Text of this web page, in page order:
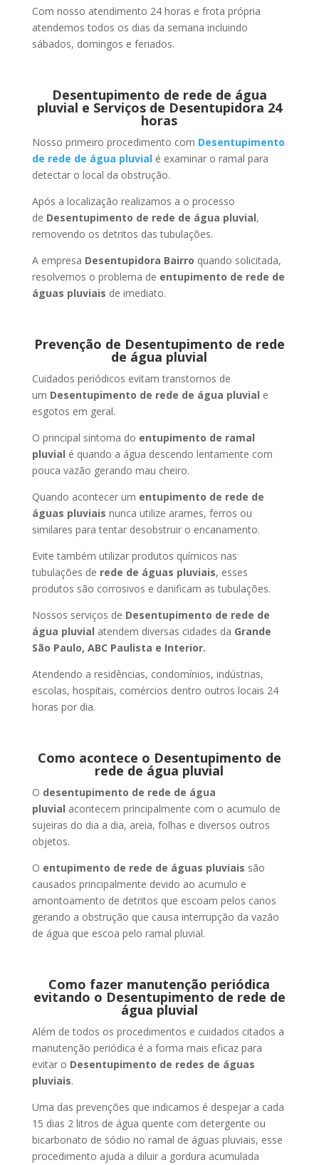
Com nosso atendimento 24 horas e frota própria
atendemos todos os dias da semana incluindo
sábados, domingos e feriados.
Desentupimento de rede de água
pluvial e Serviços de Desentupidora 24
horas
Nosso primeiro procedimento com Desentupimento
de rede de água pluvialé examinar o ramal para
detectar o local da obstrução.
Após a localização realizamos a o processo
de Desentupimento de rede de água pluvial,
removendo os detritos das tubulações.
A empresa Desentupidora Bairro quando solicitada,
resolvemos o problema de entupimento de rede de
águas pluviais de imediato.
Prevenção de Desentupimento de rede
de água pluvial
Cuidados periódicos evitam transtornos de
um Desentupimento de rede de água pluvial e
esgotos em geral.
O principal sintoma do entupimento de ramal
pluvial é quando a água descendo lentamente com
pouca vazão gerando mau cheiro.
Quando acontecer um entupimento de rede de
águas pluviais nunca utilize arames, ferros ou
similares para tentar desobstruir o encanamento.
Evite também utilizar produtos químicos nas
tubulações de rede de águas pluviais, esses
produtos são corrosivos e danificam as tubulações.
Nossos serviços de Desentupimento de rede de
água pluvial atendem diversas cidades da Grande
São Paulo, ABC Paulista e Interior.
Atendendo a residências, condomínios, indústrias,
escolas, hospitais, comércios dentro outros locais 24
horas por dia.
Como acontece o Desentupimento de
rede de água pluvial
O desentupimento de rede de água
pluvial acontecem principalmente com o acumulo de
sujeiras do dia a dia, areia, folhas e diversos outros
objetos.
O entupimento de rede de águas pluviais são
causados principalmente devido ao acumulo e
amontoamento de detritos que escoam pelos canos
gerando a obstrução que causa interrupção da vazão
de água que escoa pelo ramal pluvial.
Como fazer manutenção periódica
evitando o Desentupimento de rede de
água pluvial
Além de todos os procedimentos e cuidados citados a
manutenção periódica é a forma mais eficaz para
evitar o Desentupimento de redes de águas
pluviais.
Uma das prevenções que indicamos é despejar a cada
15 dias 2 litros de água quente com detergente ou
bicarbonato de sódio no ramal de águas pluviais, esse
procedimento ajuda a diluir a gordura acumulada